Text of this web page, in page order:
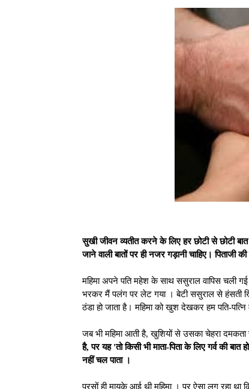
सुखी जीवन व्यतीत करने के लिए हर छोटी से छोटी
जाने वाली बातों पर ही नजर गड़ानी चाहिए।
महिमा अपने पति महेश के साथ ससुराल वापिस चली
भरकर मैं पलंग पर लेट गया । बेटी ससुराल से हंसती
ठंडा हो जाता है। महिमा को खुश देखकर हम पति-
जब भी महिमा आती है, खुशियों से उसका चेहरा
है, पर यह 'तो किसी भी माता-पिता के लिए गर्व की
नहीं चल पाता ।
परसों ही मायके आई थी महिमा । पर ऐसा लग रहा